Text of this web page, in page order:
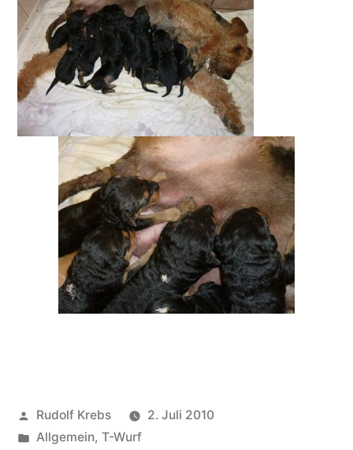
Veröffentlicht
von
Rudolf Krebs
2. Juli 2010
Veröffentlicht
Allgemein, T-Wurf